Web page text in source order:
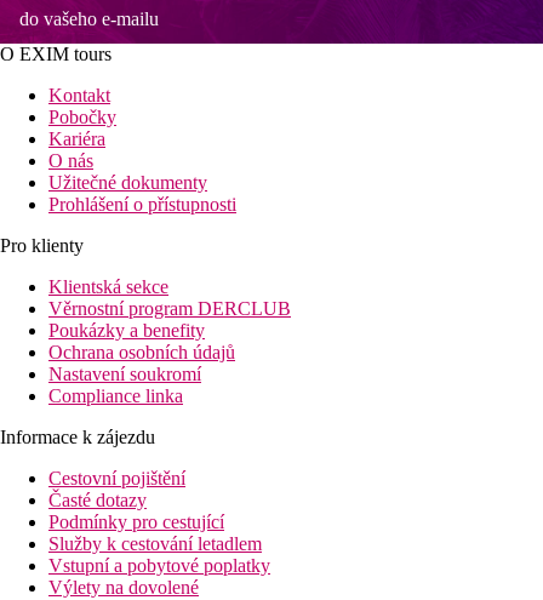
do vašeho e-mailu
O EXIM tours
Kontakt
Pobočky
Kariéra
O nás
Užitečné dokumenty
Prohlášení o přístupnosti
Pro klienty
Klientská sekce
Věrnostní program DERCLUB
Poukázky a benefity
Ochrana osobních údajů
Nastavení soukromí
Compliance linka
Informace k zájezdu
Cestovní pojištění
Časté dotazy
Podmínky pro cestující
Služby k cestování letadlem
Vstupní a pobytové poplatky
Výlety na dovolené